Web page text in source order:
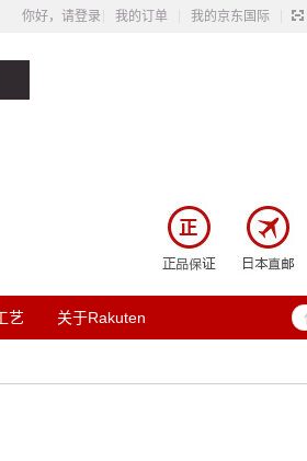
你好，请登录 我的订单 我的京东国际
艺 关于Rakuten